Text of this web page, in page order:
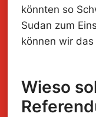
könnten so
Sudan zum
können wir
Wieso